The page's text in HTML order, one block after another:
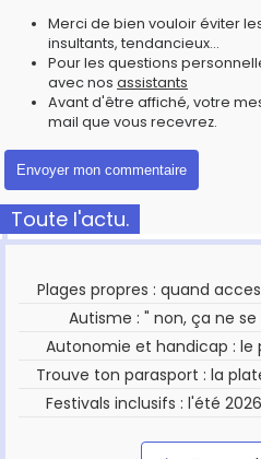
Merci de bien vouloir éviter
insultants, tendancieux...
Pour les questions
avec nos assistants
Avant d'être affiché, votre
mail que vous recevrez.
Toute l'actu.
Plages propres : quand
Autisme : " non, ça ne
Autonomie et handicap : le
Trouve ton parasport : la
Festivals inclusifs : l'été